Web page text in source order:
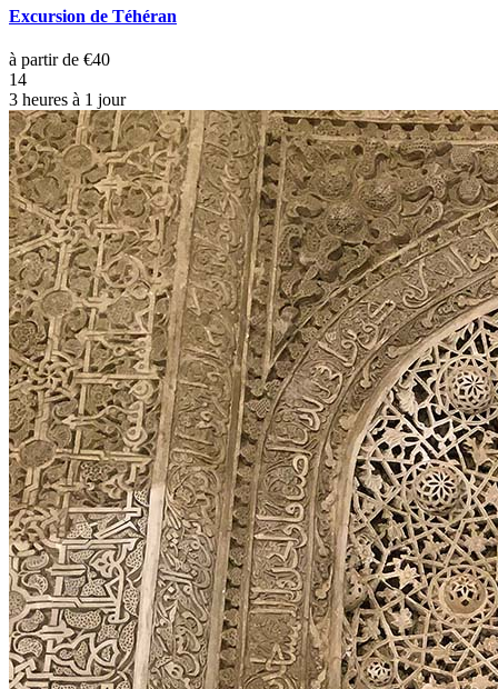
Excursion de Téhéran
à partir de €40
14
3 heures à 1 jour